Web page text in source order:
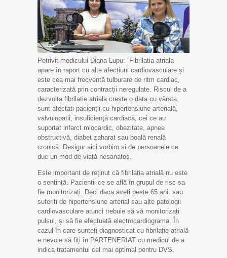
Potrivit medicului Diana Lupu: ”Fibrilatia atriala
apare în raport cu alte afecțiuni cardiovasculare și
este cea mai frecventă tulburare de ritm cardiac,
caracterizată prin contracții neregulate. Riscul de a
dezvolta fibrilatie atriala creste o data cu vârsta,
sunt afectati pacienții cu hipertensiune arterială,
valvulopatii, insuficienţă cardiacă, cei ce au
suportat infarct miocardic, obezitate, apnee
obstructivă, diabet zaharat sau boală renală
cronică. Desigur aici vorbim si de persoanele ce
duc un mod de viață nesanatos.
Este important de reținut că fibrilatia atrială nu este
o sentință. Pacientii ce se află în grupul de risc sa
fie monitorizați. Deci daca aveti peste 65 ani, sau
suferiti de hipertensiune arterial sau alte patologii
cardiovasculare atunci trebuie să vă monitorizați
pulsul, și să fie efectuată electrocardiograma. În
cazul în care sunteți diagnosticat cu fibrilație atrială
e nevoie să fiți în PARTENERIAT cu medicul de a
indica tratamentul cel mai optimal pentru DVS.